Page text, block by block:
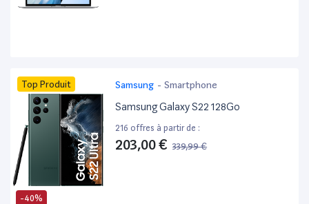
-40%
Top Produit Samsung - Smartphone
Samsung Galaxy S22 128Go
216 offres à partir de :
203,00 € 339,99 €